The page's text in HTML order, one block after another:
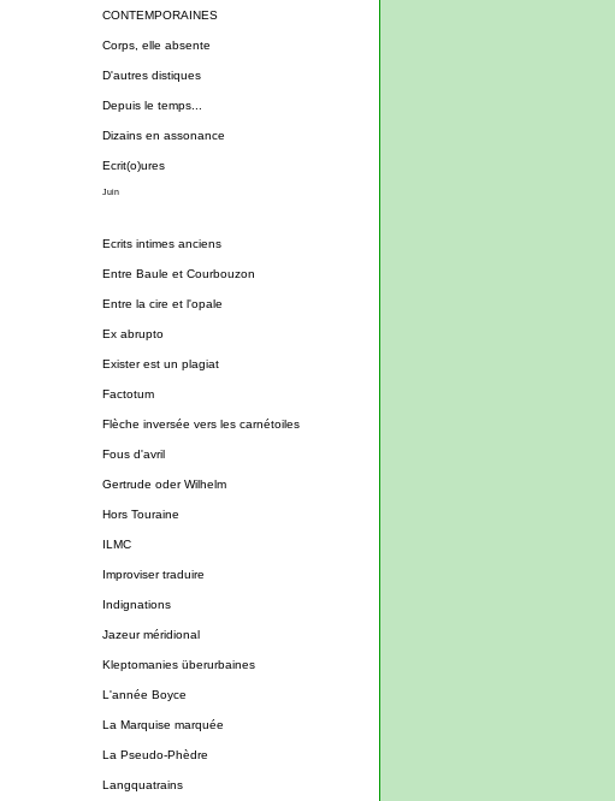
CONTEMPORAINES
Corps, elle absente
D'autres distiques
Depuis le temps...
Dizains en assonance
Ecrit(o)ures
Juin
Ecrits intimes anciens
Entre Baule et Courbouzon
Entre la cire et l'opale
Ex abrupto
Exister est un plagiat
Factotum
Flèche inversée vers les carnétoiles
Fous d'avril
Gertrude oder Wilhelm
Hors Touraine
ILMC
Improviser traduire
Indignations
Jazeur méridional
Kleptomanies überurbaines
L'année Boyce
La Marquise marquée
La Pseudo-Phèdre
Langquatrains